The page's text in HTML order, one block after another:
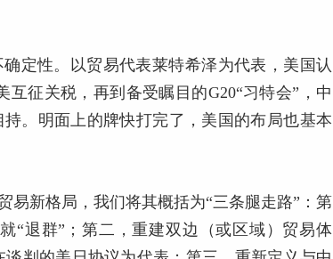
定性。以贸易代表莱特希泽为代表，美国认
征关税，再到备受瞩目的G20“习特会”，中
。明面上的牌快打完了，美国的布局也基本
易新格局，我们将其概括为“三条腿走路”：第
“退群”；第二，重建双边（或区域）贸易体